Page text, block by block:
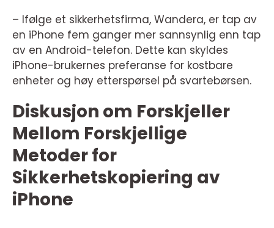
– Ifølge et sikkerhetsfirma, Wandera, er tap av
en iPhone fem ganger mer sannsynlig enn tap
av en Android-telefon. Dette kan skyldes
iPhone-brukernes preferanse for kostbare
enheter og høy etterspørsel på svartebørsen.
Diskusjon om Forskjeller
Mellom Forskjellige
Metoder for
Sikkerhetskopiering av
iPhone